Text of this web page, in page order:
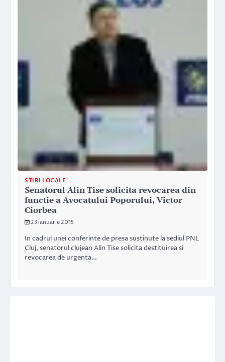
STIRI LOCALE
Senatorul Alin Tise solicita revocarea din
functie a Avocatului Poporului, Victor
Ciorbea
23 ianuarie 2015
In cadrul unei conferinte de presa sustinute la sediul PNL
Cluj, senatorul clujean Alin Tise solicita destituirea si
revocarea de urgenta…